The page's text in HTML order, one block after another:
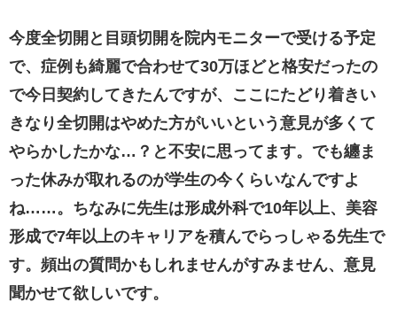
今度全切開と目頭切開を院内モニターで受ける予定
で、症例も綺麗で合わせて30万ほどと格安だったの
で今日契約してきたんですが、ここにたどり着きい
きなり全切開はやめた方がいいという意見が多くて
やらかしたかな…？と不安に思ってます。でも纏ま
った休みが取れるのが学生の今くらいなんですよ
ね……。ちなみに先生は形成外科で10年以上、美容
形成で7年以上のキャリアを積んでらっしゃる先生で
す。頻出の質問かもしれませんがすみません、意見
聞かせて欲しいです。